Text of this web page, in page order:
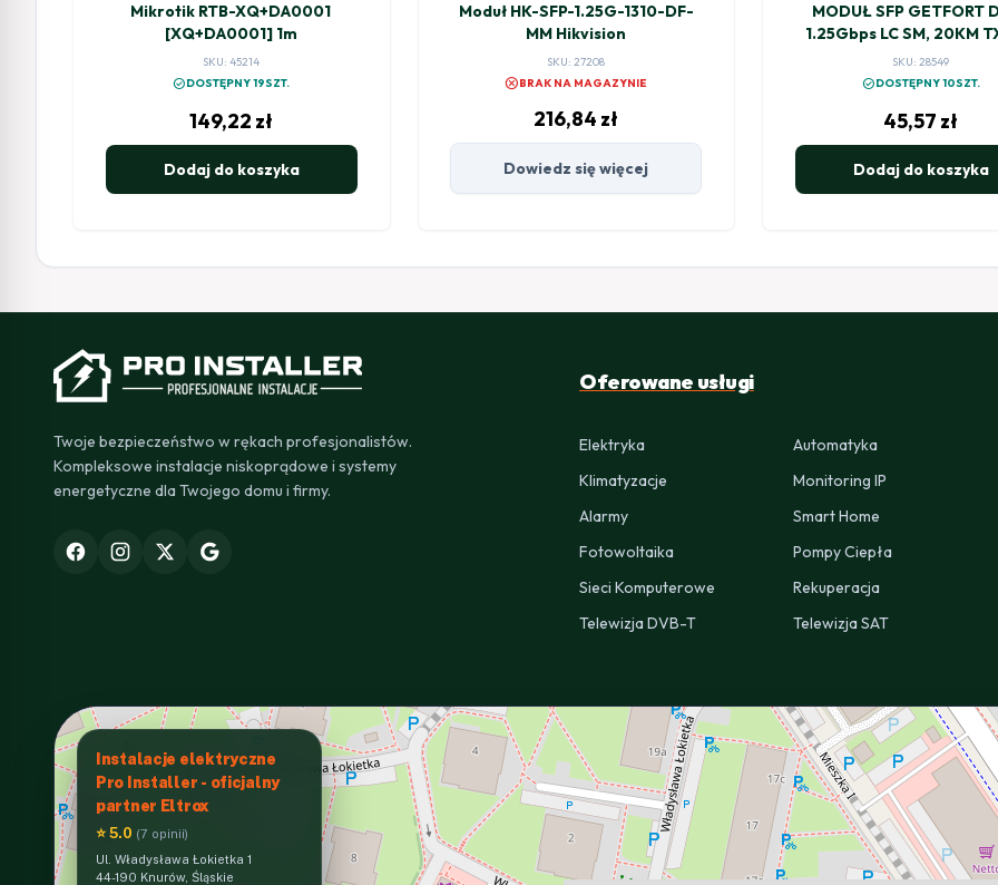
Mikrotik RTB-XQ+DA0001
[XQ+DA0001] 1m
SKU: 45214
check_circleDOSTĘPNY 19SZT.
149,22 zł
Dodaj do koszyka
Moduł HK-SFP-1.25G-1310-DF-
MM Hikvision
SKU: 27208
cancelBRAK NA MAGAZYNIE
216,84 zł
Dowiedz się więcej
MODUŁ SFP GETFORT
1.25Gbps LC SM, 20KM
SKU: 28549
check_circleDOSTĘPNY 10SZT.
45,57 zł
Dodaj do koszyka
Twoje bezpieczeństwo w rękach profesjonalistów.
Kompleksowe instalacje niskoprądowe i systemy
energetyczne dla Twojego domu i firmy.
Oferowane usługi
Elektryka
Automatyka
Klimatyzacje
Monitoring IP
Alarmy
Smart Home
Fotowoltaika
Pompy Ciepła
Sieci Komputerowe
Rekuperacja
Telewizja DVB-T
Telewizja SAT
Instalacje elektryczne
Pro Installer - oficjalny
partner Eltrox
⭐ 5.0 (7 opinii)
Ul. Władysława Łokietka 1
44-190 Knurów, Śląskie